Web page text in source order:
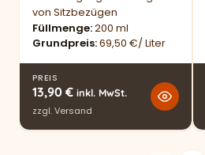
von Sitzbezügen
Füllmenge 200 ml
Grundpreis 69,50 €/ Liter
PREIS
13,90 € inkl. MwSt.
zzgl.Versand